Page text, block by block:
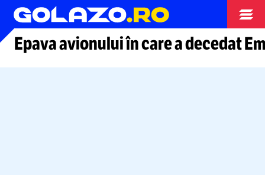
Arhiva fotbal
Epava avionului în care a decedat